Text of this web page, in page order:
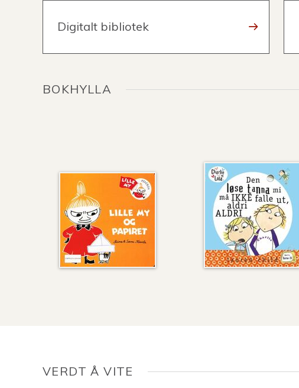
Digitalt bibliotek
BOKHYLLA
VERDT Å VITE